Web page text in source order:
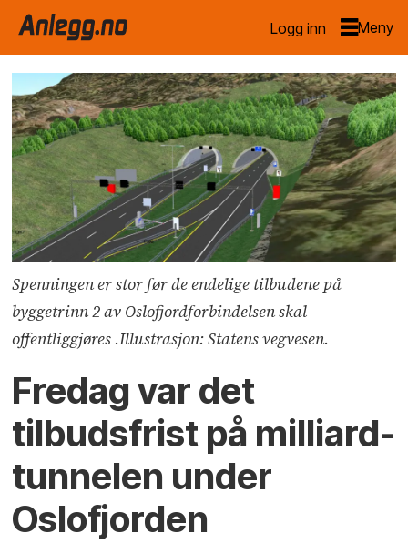
Logg inn
Spenningen er stor før de endelige tilbudene på
byggetrinn 2 av Oslofjordforbindelsen skal
offentliggjøres .Illustrasjon: Statens vegvesen.
Fredag var det
tilbudsfrist på milliard-
tunnelen under
Oslofjorden